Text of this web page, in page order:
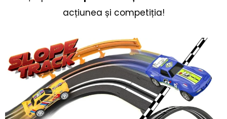
acțiunea și competiția!